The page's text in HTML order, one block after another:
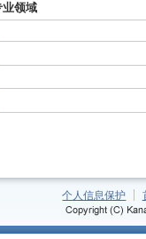
业领域
个人信息保护